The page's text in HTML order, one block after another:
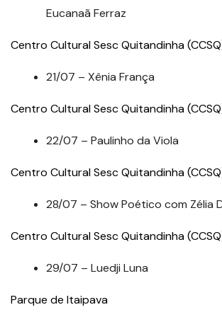
Eucanaã Ferraz
Centro Cultural Sesc Quitandinha
21/07 – Xênia França
Centro Cultural Sesc Quitandinha
22/07 – Paulinho da Viola
Centro Cultural Sesc Quitandinha
28/07 – Show Poético com Zélia
Centro Cultural Sesc Quitandinha
29/07 – Luedji Luna
Parque de Itaipava